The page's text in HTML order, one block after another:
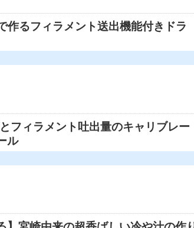
作るフィラメント送出機能付きドラ
フィラメント吐出量のキャリブレー
ル